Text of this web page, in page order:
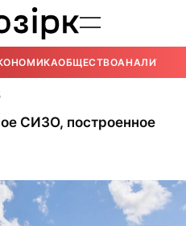
ОБЩЕСТВОАНАЛИТИКА
СИЗО, построенное